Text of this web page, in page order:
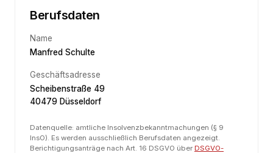
Berufsdaten
Name
Manfred Schulte
Geschäftsadresse
Scheibenstraße 49
40479 Düsseldorf
Datenquelle: amtliche Insolvenzbekanntmachungen (§ 9
InsO). Es werden ausschließlich Berufsdaten angezeigt.
Berichtigungsanträge nach Art. 16 DSGVO über DSGVO-